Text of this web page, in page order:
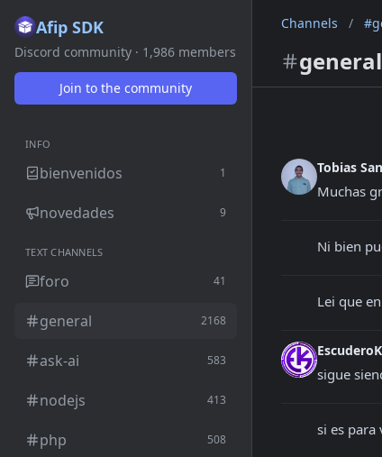
Afip SDK
Discord community · 1,986 members
Join to the community
INFO
bienvenidos 1
novedades 9
TEXT CHANNELS
foro 41
general 2168
ask-ai 583
nodejs 413
php 508
Channels /
general
Tobias
Muchas
Ni bien
Lei que
sigue
si es